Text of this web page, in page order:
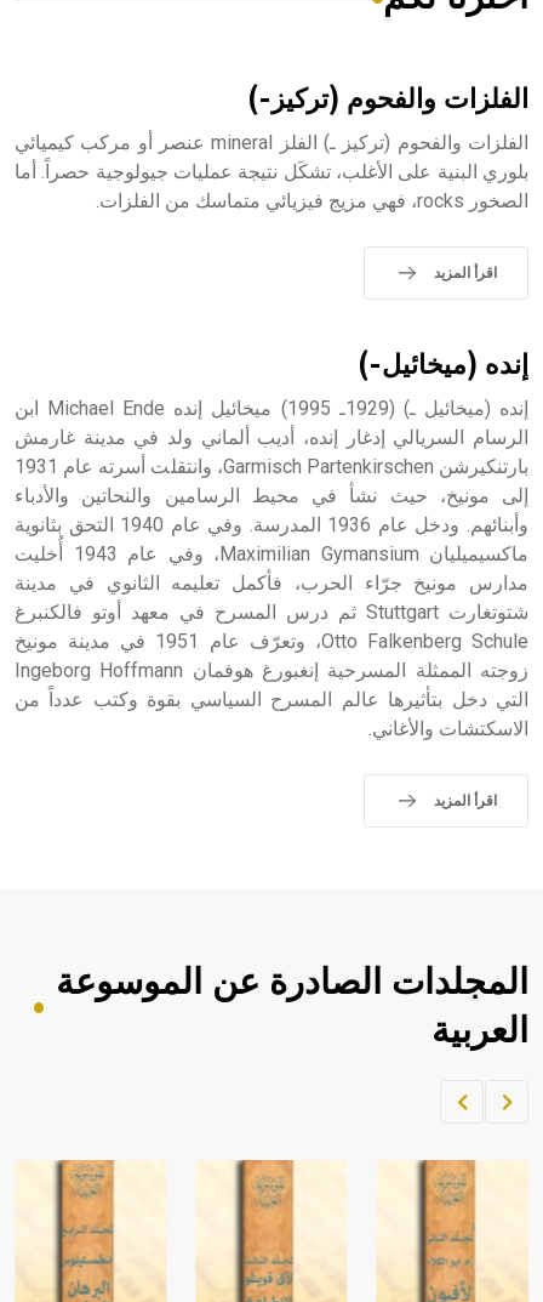
هل تعلم أن الأبسيد كلمة فرنسية اللفظ تم اعتمادها مصطلحاً
- هل تعلم أن أبجر Abgar اسم معروف جيداً يعود إلى عدد من
التاسع، وهم ينتسبون إلى أسرة أوسروين
sign تكتب منفصلة غير متصلة، وتعتمد المبدأ الأكوروفوني،
حيث تقتصر القيمة الصوتية للعلامة الك
الفلزات والفحوم (تركيز-)
الفلزات والفحوم (تركيز ـ) الفلز mineral عنصر أو مركب كيميائي
بلوري البنية على الأغلب، تشكَل نتيجة عمليات جيولوجية حصراً. أما
الصخور rocks، فهي مزيج فيزيائي متماسك من الفلزات.
اقرأ المزيد
إنده (ميخائيل-)
إنده (ميخائيل ـ) (1929ـ 1995) ميخائيل إنده Michael Ende ابن
الرسام السريالي إدغار إنده، أديب ألماني ولد في مدينة غارمش
بارتنكيرشن Garmisch Partenkirschen، وانتقلت أسرته عام 1931
إلى مونيخ، حيث نشأ في محيط الرسامين والنحاتين والأدباء
وأبنائهم. ودخل عام 1936 المدرسة. وفي عام 1940 التحق بثانوية
ماكسيميليان Maximilian Gymansium، وفي عام 1943 أُخليت
مدارس مونيخ جرّاء الحرب، فأكمل تعليمه الثانوي في مدينة
شتوتغارت Stuttgart ثم درس المسرح في معهد أوتو فالكنبرغ
Otto Falkenberg Schule، وتعرّف عام 1951 في مدينة مونيخ
زوجته الممثلة المسرحية إنغبورغ هوفمان Ingeborg Hoffmann
التي دخل بتأثيرها عالم المسرح السياسي بقوة وكتب عدداً من
الاسكتشات والأغاني.
اقرأ المزيد
المجلدات الصادرة عن الموسوعة
العربية